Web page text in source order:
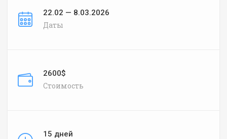
22.02 — 8.03.2026
Даты
2600$
Стоимость
15 дней